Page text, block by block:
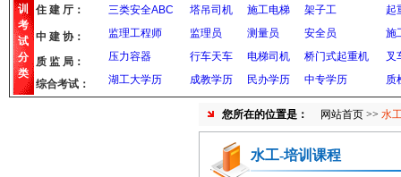
训
考
试
分
类
三类安全ABC
塔吊司机 施工电梯 架子工
起
监理工程师
监理员 测量员 安全员
施
压力容器
行车天车 电梯司机 桥门式起重机
叉
湖工大学历
成教学历 民办学历 中专学历 质
住 建 厅：
中 建 协：
质 监 局：
综合考试：
您所在的位置是： 网站首页 >> 水
水工-培训课程